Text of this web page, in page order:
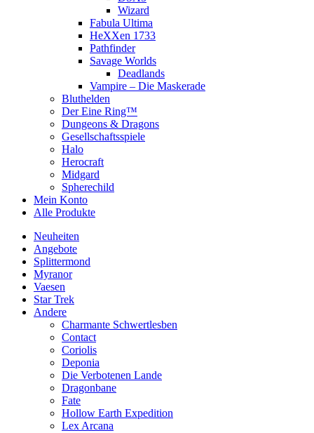
Wizard
Fabula Ultima
HeXXen 1733
Pathfinder
Savage Worlds
Deadlands
Vampire – Die Maskerade
Bluthelden
Der Eine Ring™
Dungeons & Dragons
Gesellschaftsspiele
Halo
Herocraft
Midgard
Spherechild
Mein Konto
Alle Produkte
Neuheiten
Angebote
Splittermond
Myranor
Vaesen
Star Trek
Andere
Charmante Schwertlesben
Contact
Coriolis
Deponia
Die Verbotenen Lande
Dragonbane
Fate
Hollow Earth Expedition
Lex Arcana